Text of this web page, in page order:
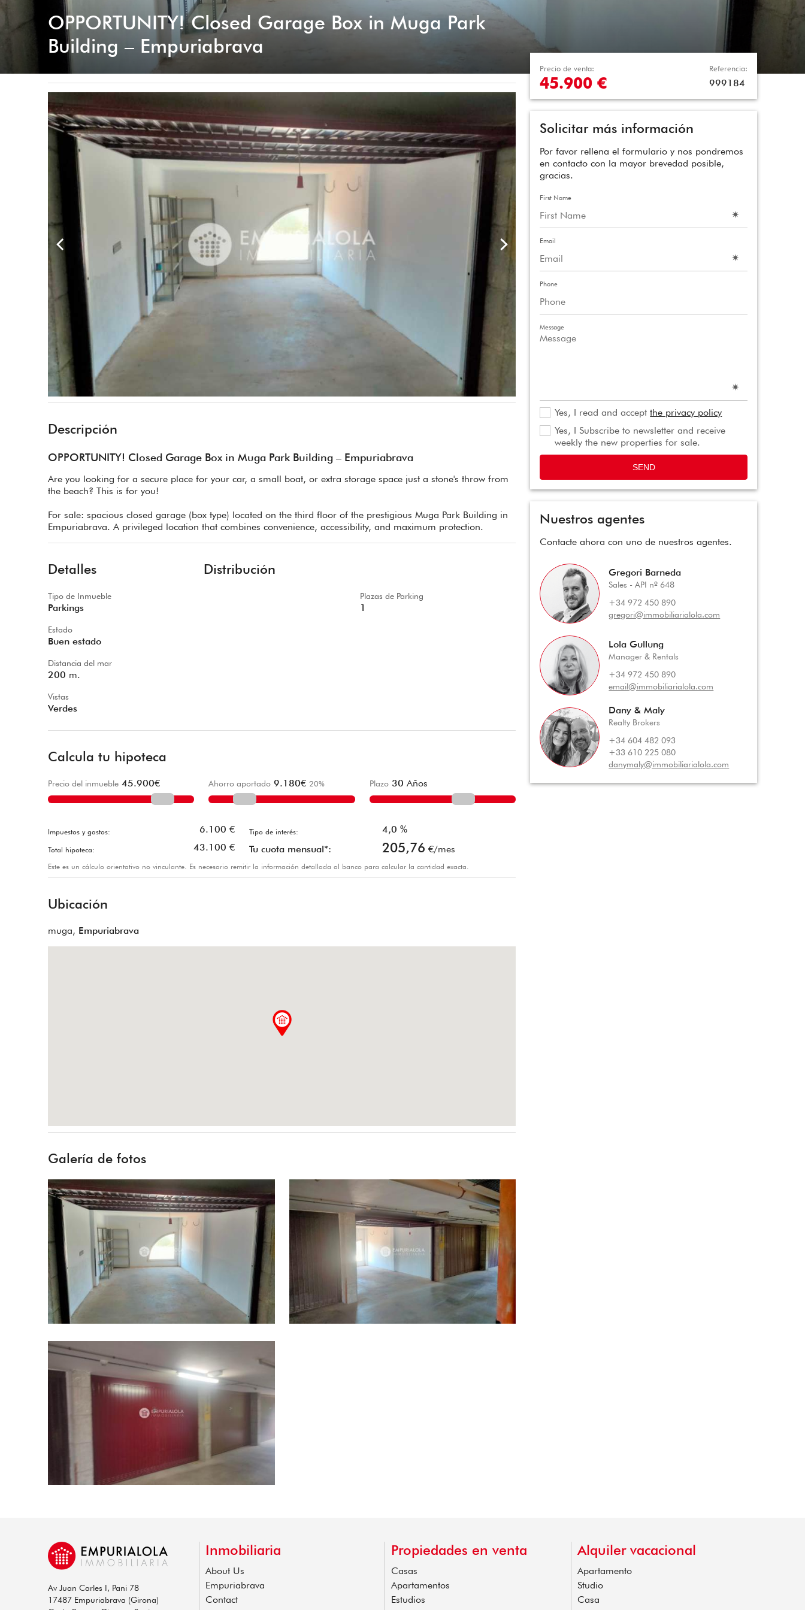
OPPORTUNITY! Closed Garage Box in Muga Park
Building – Empuriabrava
Descripción
OPPORTUNITY! Closed Garage Box in Muga Park Building – Empuriabrava
Are you looking for a secure place for your car, a small boat, or extra storage space just a stone's throw from
the beach? This is for you!
For sale: spacious closed garage (box type) located on the third floor of the prestigious Muga Park Building in
Empuriabrava. A privileged location that combines convenience, accessibility, and maximum protection.
Detalles
Tipo de Inmueble
Parkings
Estado
Buen estado
Distancia del mar
200 m.
Vistas
Verdes
Distribución
Plazas de Parking
1
Calcula tu hipoteca
Precio del inmueble 45.900€ Ahorro aportado 9.180€ 20% Plazo 30 Años
Impuestos y gastos: 6.100 €
Total hipoteca: 43.100 €
Tipo de interés: 4,0 %
Tu cuota mensual*:
205,76 €/mes
Este es un cálculo orientativo no vinculante. Es necesario remitir la información detallada al banco para calcular la cantidad exacta.
Ubicación
muga, Empuriabrava
Galería de fotos
Precio de venta:
45.900 €
Referencia:
999184
Solicitar más información
Por favor rellena el formulario y nos pondremos
en contacto con la mayor brevedad posible,
gracias.
First Name
Email
Phone
Message
Yes, I read and acceptthe privacy policy
Yes, I Subscribe to newsletter and receive
weekly the new properties for sale.
SEND
Nuestros agentes
Contacte ahora con uno de nuestros agentes.
Gregori Barneda
Sales - API nº 648
+34 972 450 890
gregori@immobiliarialola.com
Lola Gullung
Manager & Rentals
+34 972 450 890
email@immobiliarialola.com
Dany & Maly
Realty Brokers
+34 604 482 093
+33 610 225 080
danymaly@immobiliarialola.com
Av Juan Carles I, Pani 78
17487 Empuriabrava (Girona)
Inmobiliaria
About Us
Empuriabrava
Contact
Propiedades en venta
Casas
Apartamentos
Estudios
Alquiler vacacional
Apartamento
Studio
Casa